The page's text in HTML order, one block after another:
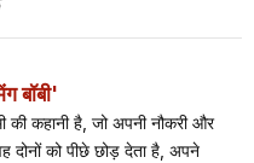
बॉबी'
कहानी है, जो अपनी नौकरी और
दोनों को पीछे छोड़ देता है, अपने